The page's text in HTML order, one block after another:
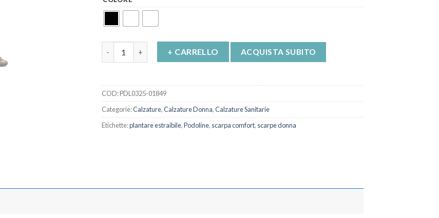
+ CARRELLO ACQUISTA SUBITO
COD:PDL0325-01849
Categorie:Calzature,Calzature Donna,Calzature Sanitarie
Etichette:plantare estraibile,Podoline, scarpa comfort, scarpe donna